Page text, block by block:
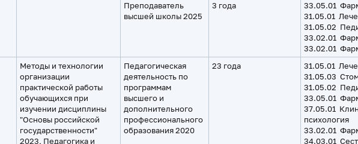
Преподаватель
высшей школы 2025
3 года
33.05.01
31.05.01
31.05.02
33.02.01
33.02.01
Методы и технологии
организации
практической работы
обучающихся при
изучении дисциплины
"Основы российской
государственности"
2023, Педагогика и
Педагогическая
деятельность по
программам
высшего и
дополнительного
профессионального
образования 2020
23 года
31.05.01
31.05.03
31.05.02
33.05.01
37.05.01
психология
33.02.01
34.03.01